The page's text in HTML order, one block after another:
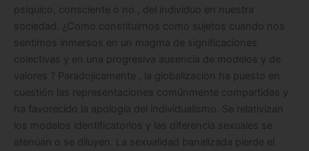
psíquico, consciente o no , del individuo en nuestra
sociedad. ¿Como constituirnos como sujetos cuando nos
sentimos inmersos en un magma de significaciones
colectivas y en una progresiva ausencia de modelos y de
valores ? Paradojicamente , la globalización ha puesto en
cuestión las representaciones comúnmente compartidas y
ha favorecido la apología del individualismo. Se relativizan
los modelos identificatorios y las diferencia sexuales se
atenúan o se diluyen. La sexualidad banalizada pierde el